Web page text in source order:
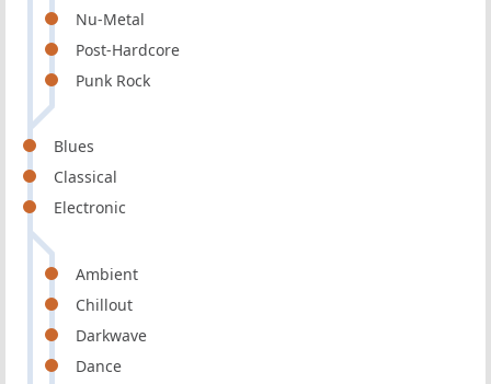
Nu-Metal
Post-Hardcore
Punk Rock
Blues
Classical
Electronic
Ambient
Chillout
Darkwave
Dance